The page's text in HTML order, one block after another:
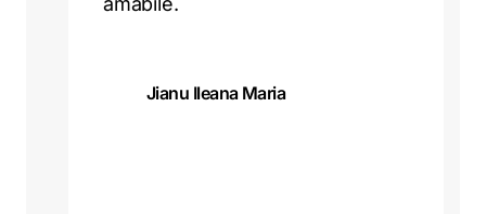
Jianu Ileana Maria